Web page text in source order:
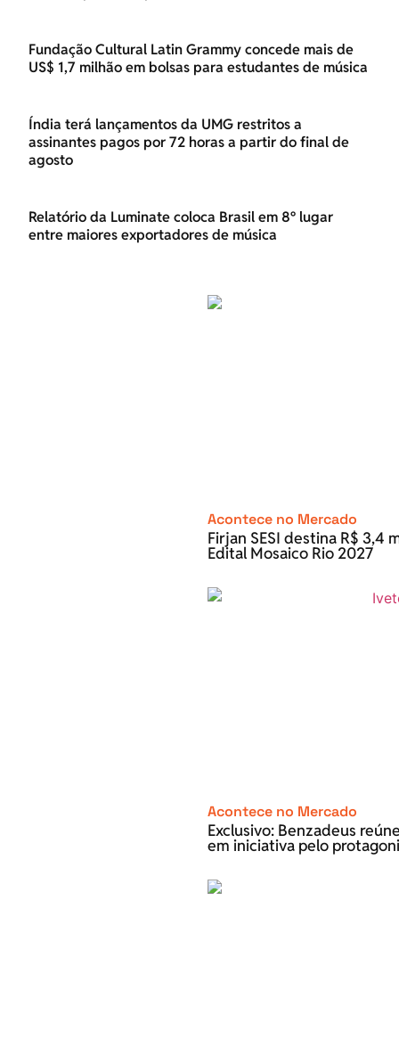
Fundação Cultural Latin Grammy concede mais de
US$ 1,7 milhão em bolsas para estudantes de música
Índia terá lançamentos da UMG restritos a
assinantes pagos por 72 horas a partir do final de
agosto
Relatório da Luminate coloca Brasil em 8º lugar
entre maiores exportadores de música
Acontece no Mercado
Firjan SESI destina R$ 3,4
Edital Mosaico Rio 2027
Acontece no Mercado
Exclusivo: Benzadeus
em iniciativa pelo